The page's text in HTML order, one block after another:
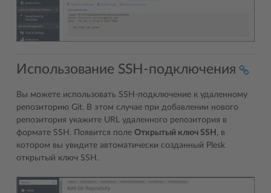
Использование SSH-подключения
Вы можете использовать SSH-подключение к удаленному
репозиторию Git. В этом случае при добавлении нового
репозитория укажите URL удаленного репозитория в
формате SSH. Появится поле Открытый ключ SSH , в
котором вы увидите автоматически созданный Plesk
открытый ключ SSH.